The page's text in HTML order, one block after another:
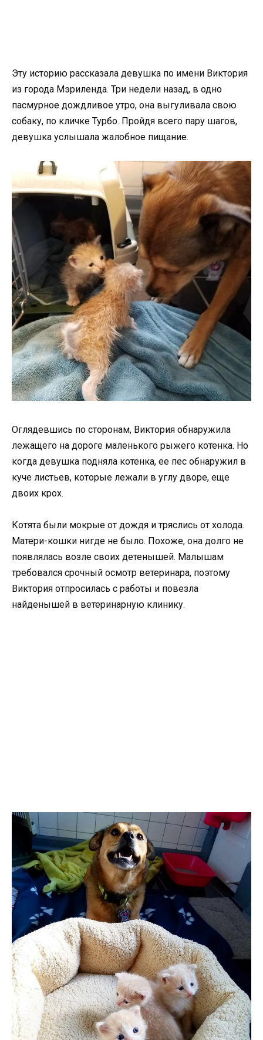
Эту историю рассказала девушка по имени Виктория
из города Мэриленда. Три недели назад, в одно
пасмурное дождливое утро, она выгуливала свою
собаку, по кличке Турбо. Пройдя всего пару шагов,
девушка услышала жалобное пищание.
Оглядевшись по сторонам, Виктория обнаружила
лежащего на дороге маленького рыжего котенка. Но
когда девушка подняла котенка, ее пес обнаружил в
куче листьев, которые лежали в углу дворе, еще
двоих крох.
Котята были мокрые от дождя и тряслись от холода.
Матери-кошки нигде не было. Похоже, она долго не
появлялась возле своих детенышей. Малышам
требовался срочный осмотр ветеринара, поэтому
Виктория отпросилась с работы и повезла
найденышей в ветеринарную клинику.